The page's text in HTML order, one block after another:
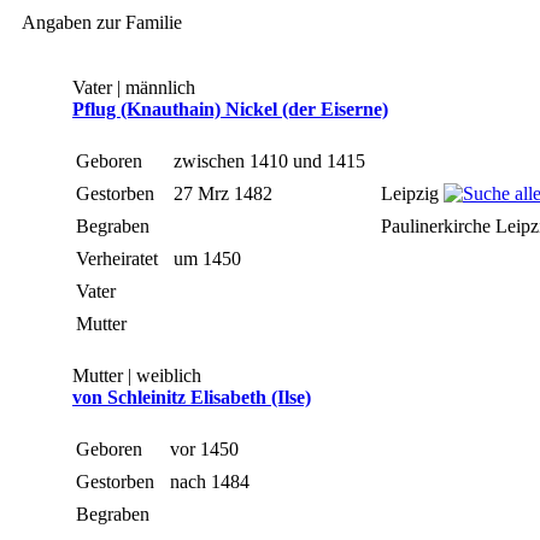
Angaben zur Familie
Vater | männlich
Pflug (Knauthain) Nickel (der Eiserne)
Geboren
zwischen 1410 und 1415
Gestorben
27 Mrz 1482
Leipzig
Begraben
Paulinerkirche
Verheiratet
um 1450
Vater
Mutter
Mutter | weiblich
von Schleinitz Elisabeth (Ilse)
Geboren
vor 1450
Gestorben
nach 1484
Begraben